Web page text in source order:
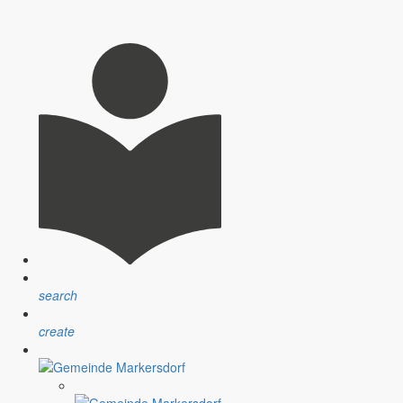
search
create
ähnliche Fragen begegnen mir in den letzten Tagen und Wochen
in dieser schnelllebigen Zeit befürworte. Wir leben aber jetzt und
weiteren Planungen sein. Das ist eine der wichtigsten und